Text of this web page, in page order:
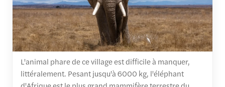
L'animal phare de ce village est difficile à manquer,
littéralement. Pesant jusqu'à 6000 kg, l'éléphant